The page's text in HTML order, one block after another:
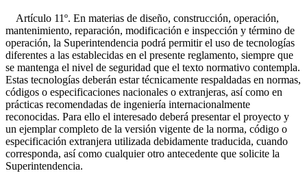
Artículo 11º. En materias de diseño, construcción, operación,
mantenimiento, reparación, modificación e inspección y término de
operación, la Superintendencia podrá permitir el uso de tecnologías
diferentes a las establecidas en el presente reglamento, siempre que
se mantenga el nivel de seguridad que el texto normativo contempla.
Estas tecnologías deberán estar técnicamente respaldadas en normas,
códigos o especificaciones nacionales o extranjeras, así como en
prácticas recomendadas de ingeniería internacionalmente
reconocidas. Para ello el interesado deberá presentar el proyecto y
un ejemplar completo de la versión vigente de la norma, código o
especificación extranjera utilizada debidamente traducida, cuando
corresponda, así como cualquier otro antecedente que solicite la
Superintendencia.